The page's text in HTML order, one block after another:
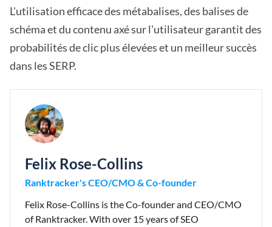
L'utilisation efficace des métabalises, des balises de
schéma et du contenu axé sur l'utilisateur garantit des
probabilités de clic plus élevées et un meilleur succès
dans les SERP.
Felix Rose-Collins
Ranktracker's CEO/CMO & Co-founder
Felix Rose-Collins is the Co-founder and CEO/CMO
of Ranktracker. With over 15 years of SEO